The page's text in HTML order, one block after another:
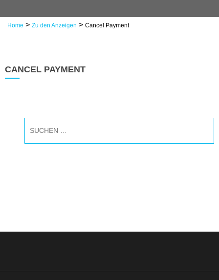
Home > Zu den Anzeigen > Cancel Payment
CANCEL PAYMENT
nach: